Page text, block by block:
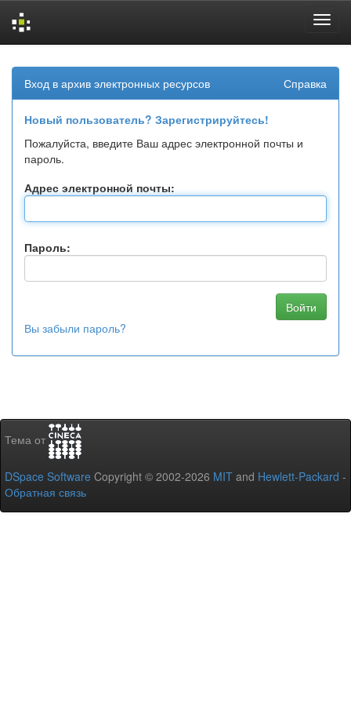
navigation
Вход в архив электронных ресурсов Справка
Новый пользователь? Зарегистрируйтесь!
Пожалуйста, введите Ваш адрес электронной почты и
пароль.
Адрес электронной почты:
Пароль:
Вы забыли пароль?
Тема от
DSpace Software Copyright © 2002-2026 MIT and Hewlett-Packard -
Обратная связь